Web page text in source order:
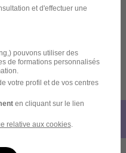
et d'effectuer une
pouvons utiliser des
de formations personnalisés
votre profil et de vos centres
en cliquant sur le lien
relative aux cookies.